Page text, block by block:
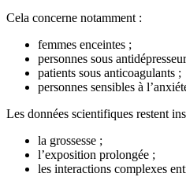
Cela concerne notamment :
femmes enceintes ;
personnes sous
patients sous anticoagulants ;
personnes sensibles à
Les données scientifiques restent
la grossesse ;
l’exposition prolongée ;
les interactions complexes